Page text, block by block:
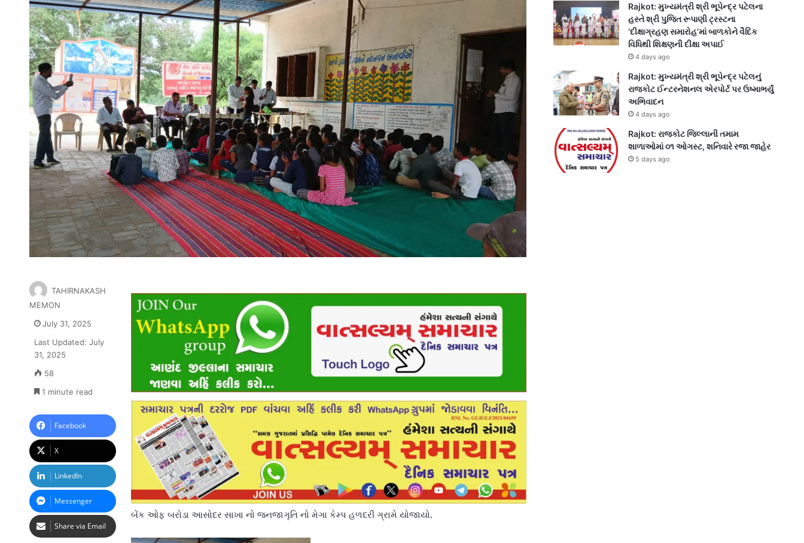
બેંક ઓફ બરોડા આસોદર સાખા નો જનજાગૃતિ નો મેગા કેમ્પ હળદરી ગ્રામે યોજાયો.
TAHIRNAKASH
MEMON
July 31, 2025
Last Updated: July
31, 2025
58
1 minute read
Facebook
X
LinkedIn
Messenger
Share via Email
Rajkot: મુખ્યમંત્રી શ્રી ભૂપેન્દ્ર પટેલના
હસ્તે શ્રી પુજિત રૂપાણી ટ્રસ્ટના
‘દીક્ષાગ્રહણ સમારોહ’માં બાળકોને વૈદિક
વિધિથી શિક્ષણની દીક્ષા અપાઈ
4 days ago
Rajkot: મુખ્યમંત્રી શ્રી ભૂપેન્દ્ર પટેલનું
રાજકોટ ઈન્ટરનેશનલ એરપોર્ટ પર ઉષ્માભર્યું
અભિવાદન
4 days ago
Rajkot: રાજકોટ જિલ્લાની તમામ
શાળાઓમાં ૦૧ ઓગસ્ટ, શનિવારે રજા જાહેર
5 days ago